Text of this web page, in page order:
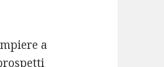
a